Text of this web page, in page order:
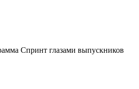
Спринт глазами выпускников